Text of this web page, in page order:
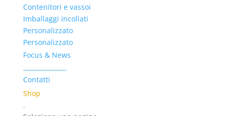
Contenitori e vassoi
Imballaggi incollati
Personalizzato
Personalizzato
Focus & News
Contatti
Shop
.